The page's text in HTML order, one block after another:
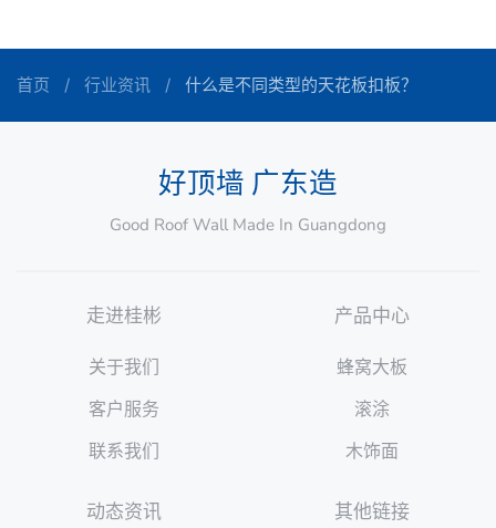
首页 行业资讯 什么是不同类型的天花板扣板？
好顶墙 广东造
Good Roof Wall Made In Guangdong
走进桂彬
关于我们
客户服务
联系我们
产品中心
蜂窝大板
滚涂
木饰面
动态资讯 其他链接